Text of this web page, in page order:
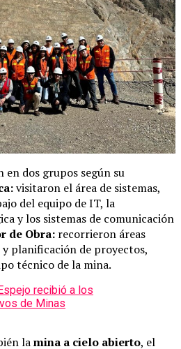
en dos grupos según su
visitaron el área de sistemas,
del equipo de IT, la
y los sistemas de comunicación
de Obra: recorrieron áreas
planificación de proyectos,
técnico de la mina.
recibió a los
de Minas
lamina a cielo abierto, el